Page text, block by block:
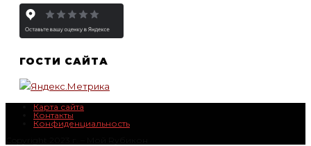
ГОСТИ САЙТА
Карта сайта
Контакты
Конфиденциальность